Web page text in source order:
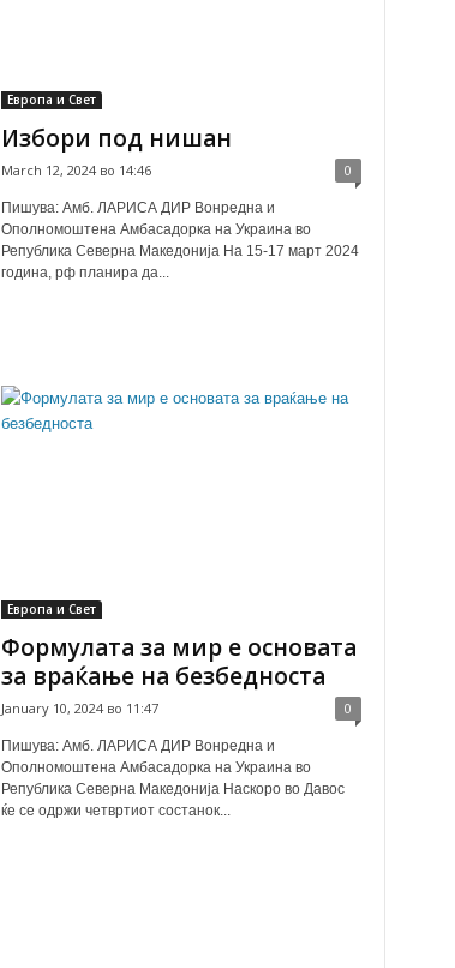
Европа и Свет
Избори под нишан
March 12, 2024 во 14:46 0
Пишува: Амб. ЛАРИСА ДИР Вонредна и
Ополномоштена Амбасадорка на Украина во
Република Северна Македонија На 15-17 март 2024
година, рф планира да...
Европа и Свет
Формулата за мир е основата
за враќање на безбедноста
January 10, 2024 во 11:47 0
Пишува: Амб. ЛАРИСА ДИР Вонредна и
Ополномоштена Амбасадорка на Украина во
Република Северна Македонија Наскоро во Давос
ќе се одржи четвртиот состанок...